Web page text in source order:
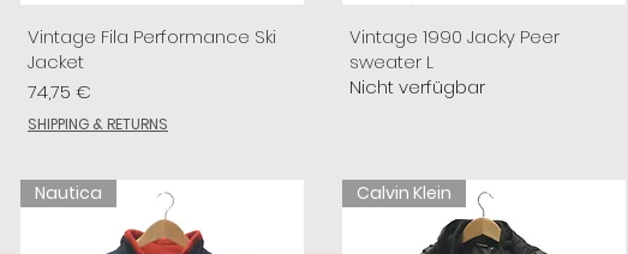
Vintage Fila Performance Ski
Jacket
Preis
74,75 €
SHIPPING & RETURNS
Vintage 1990 Jacky Peer
sweater L
Nicht verfügbar
Nautica Calvin Klein